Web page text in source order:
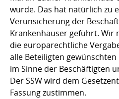
wurde. Das hat natürlich zu
Verunsicherung der
Krankenhäuser geführt. Wir
die europarechtliche
alle Beteiligten
im Sinne der Beschäftigten
Der SSW wird dem
Fassung zustimmen.